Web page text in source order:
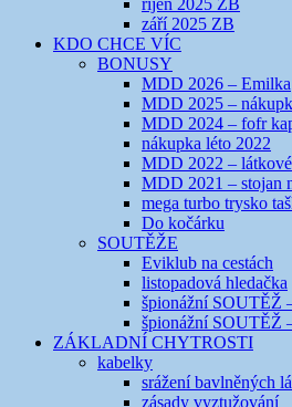
říjen 2025 ZB
září 2025 ZB
KDO CHCE VÍC
BONUSY
MDD 2026 – Emilka
MDD 2025 –
MDD 2024 – fofr
nákupka léto 2022
MDD 2022 –
MDD 2021 – stojan
mega turbo trysko
Do kočárku
SOUTĚŽE
Eviklub na cestách
listopadová hledačka
špionážní SOUTĚŽ
špionážní SOUTĚŽ
ZÁKLADNÍ CHYTROSTI
kabelky
srážení bavlněných
zásady vyztužování